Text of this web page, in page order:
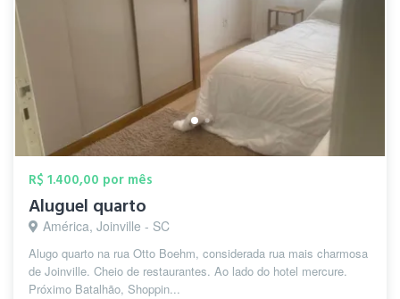
R$ 1.400,00 por mês
Aluguel quarto
América, Joinville - SC
Alugo quarto na rua Otto Boehm, considerada rua mais charmosa
de Joinville. Cheio de restaurantes. Ao lado do hotel mercure.
Próximo Batalhão, Shoppin...